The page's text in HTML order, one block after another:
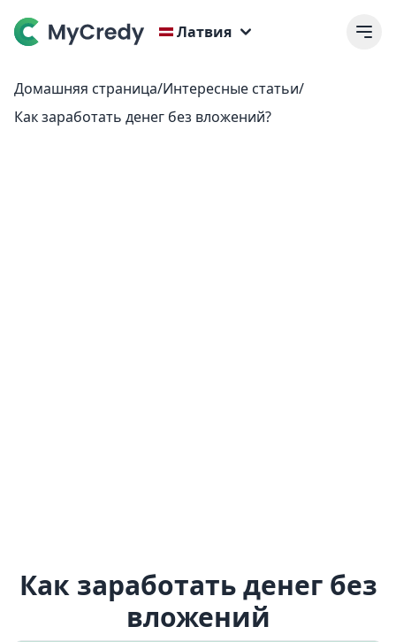
Латвия
Домашняя страница/Интересные статьи/
Как заработать денег без вложений?
Как заработать денег без
вложений